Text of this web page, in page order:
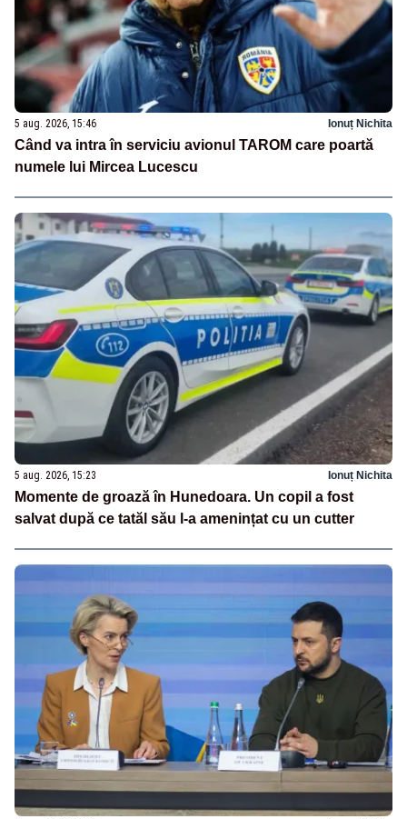
5 aug. 2026, 15:46 Ionuț Nichita
Când va intra în serviciu avionul TAROM care poartă
numele lui Mircea Lucescu
5 aug. 2026, 15:23 Ionuț Nichita
Momente de groază în Hunedoara. Un copil a fost
salvat după ce tatăl său l-a amenințat cu un cutter